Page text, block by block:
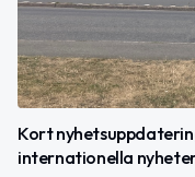
Kort
internationella